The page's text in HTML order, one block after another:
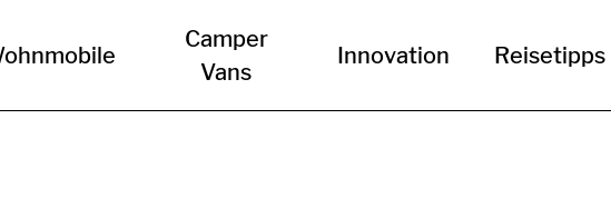
Camper
Vans
Innovation Reisetipps